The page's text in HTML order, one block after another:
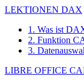
LEKTIONEN DAX
1. Was ist
2. Funktion
3.
LIBRE OFFICE